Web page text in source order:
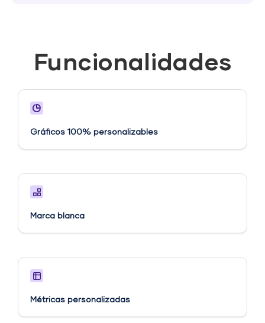
Funcionalidades
Gráficos 100% personalizables
Marca blanca
Métricas personalizadas​